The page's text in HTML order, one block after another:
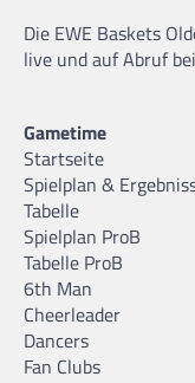
Die EWE Baskets
live und auf Abruf
Gametime
Startseite
Spielplan &
Tabelle
Spielplan ProB
Tabelle ProB
6th Man
Cheerleader
Dancers
Fan Clubs